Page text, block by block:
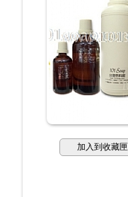
加入到收藏匣